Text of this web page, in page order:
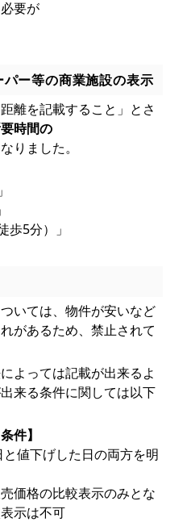
要が
ー等の商業施設の表示
離を記載すること」とさ
要時間の
りました。
歩5分）」
いては、物件が安いなど
があるため、禁止されて
よっては記載が出来るよ
来る条件に関しては以下
件】
値下げした日の両方を明
価格の比較表示のみとな
示は不可